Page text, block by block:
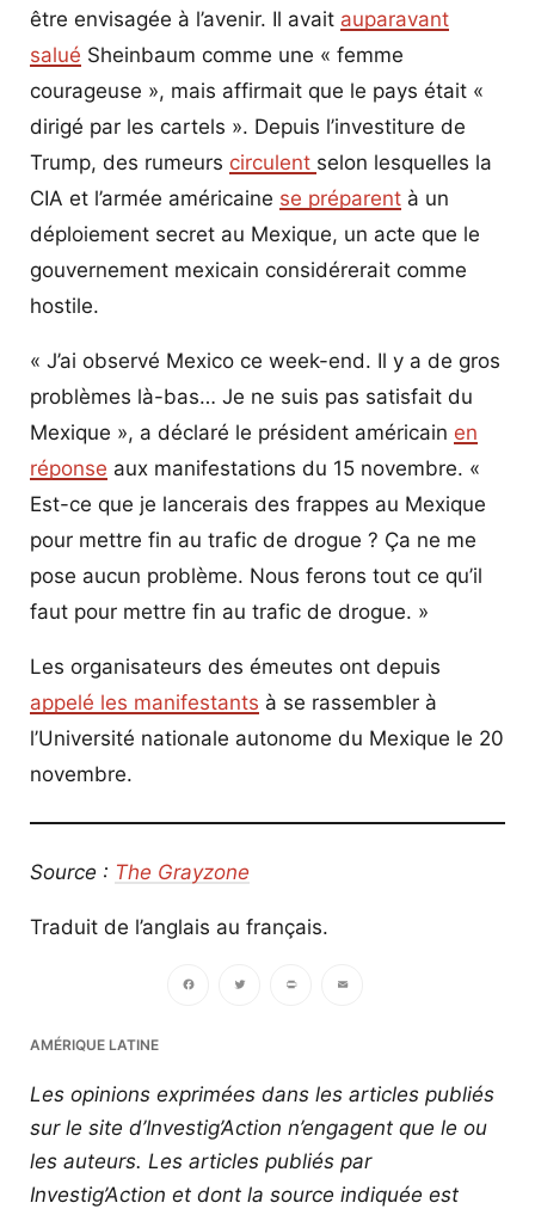
être envisagée à l’avenir. Il avait auparavant
salué Sheinbaum comme une « femme
courageuse », mais affirmait que le pays était «
dirigé par les cartels ». Depuis l’investiture de
Trump, des rumeurs circulent selon lesquelles la
CIA et l’armée américaine se préparent à un
déploiement secret au Mexique, un acte que le
gouvernement mexicain considérerait comme
hostile.
« J’ai observé Mexico ce week-end. Il y a de gros
problèmes là-bas… Je ne suis pas satisfait du
Mexique », a déclaré le président américain en
réponse aux manifestations du 15 novembre. «
Est-ce que je lancerais des frappes au Mexique
pour mettre fin au trafic de drogue ? Ça ne me
pose aucun problème. Nous ferons tout ce qu’il
faut pour mettre fin au trafic de drogue. »
Les organisateurs des émeutes ont depuis
appelé les manifestants à se rassembler à
l’Université nationale autonome du Mexique le 20
novembre.
Source : The Grayzone
Traduit de l’anglais au français.
AMÉRIQUE LATINE
Les opinions exprimées dans les articles publiés
sur le site d’Investig’Action n’engagent que le ou
les auteurs. Les articles publiés par
Investig’Action et dont la source indiquée est